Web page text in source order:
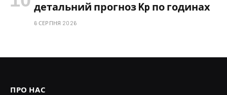
детальний прогноз Kp по годинах
6 СЕРПНЯ 2026
ПРО НАС